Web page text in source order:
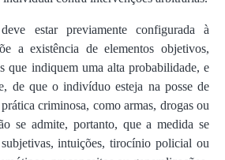
estar previamente configurada à
a existência de elementos objetivos,
que indiquem uma alta probabilidade, e
de que o indivíduo esteja na posse de
criminosa, como armas, drogas ou
se admite, portanto, que a medida se
subjetivas, intuições, tirocínio policial ou